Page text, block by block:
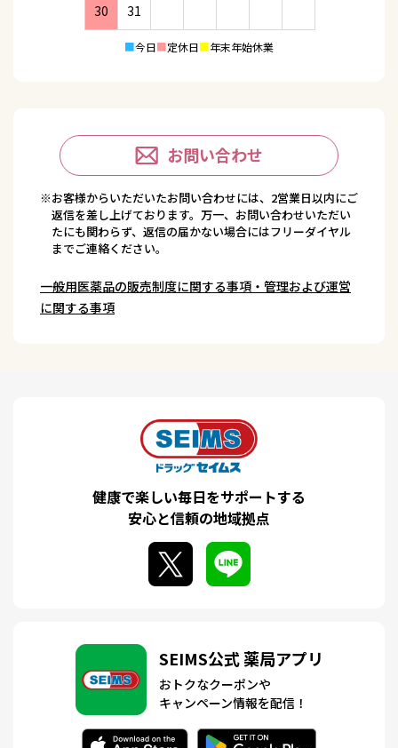
30 31
■今日■定休日■年末年始休業
お問い合わせ
※お客様からいただいたお問い合わせには、2営業日以内にご
返信を差し上げております。万一、お問い合わせいただい
たにも関わらず、返信の届かない場合にはフリーダイヤル
までご連絡ください。
一般用医薬品の販売制度に関する事項・管理および運営
に関する事項
健康で楽しい毎日をサポートする
安心と信頼の地域拠点
SEIMS公式 薬局アプリ
おトクなクーポンや
キャンペーン情報を配信！